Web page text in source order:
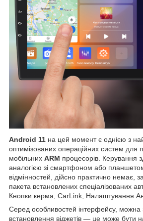
Android 11 на цей момент є однією з
оптимізованих операційних систем для
мобільних ARM процесорів. Керування
аналогією зі смартфоном або
відмінностей, дійсно практично немає,
пакета встановлених спеціалізованих
Кнопки керма, CarLink, Налаштування
Серед особливостей інтерфейсу, можна
встановлення віджетів — це може бути